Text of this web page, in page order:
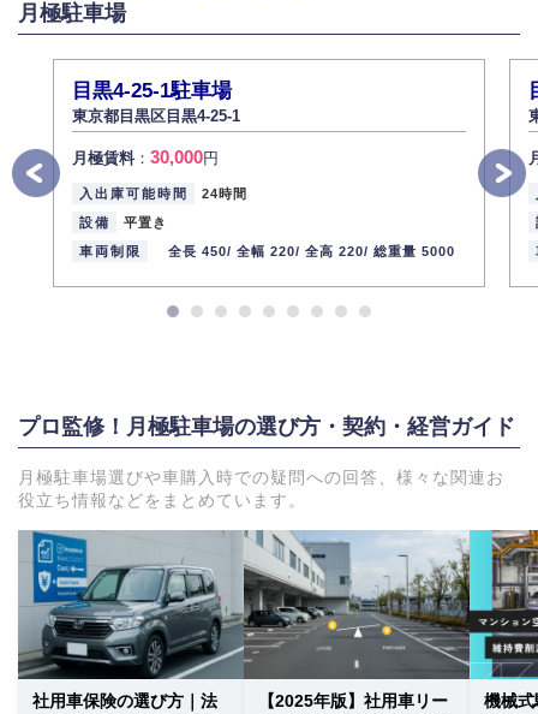
月極駐車場
目黒4-25-1駐車場
東京都目黒区目黒4-25-1
月極賃料： 30,000円
入出庫可能時間
24時間
設備
平置き
車両制限
全長 450/ 全幅 220/ 全高 220/ 総重量 5000
プロ監修！月極駐車場の選び方・契約・経営ガイド
月極駐車場選びや車購入時での疑問への回答、様々な関連お
役立ち情報などをまとめています。
社用車保険の選び方｜法
【2025年版】社用車リー
機械